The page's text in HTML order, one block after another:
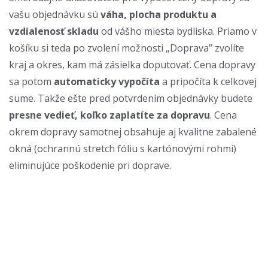
vašu objednávku sú váha, plocha produktu a
vzdialenosť skladu od vášho miesta bydliska. Priamo v
košíku si teda po zvolení možnosti „Doprava” zvolíte
kraj a okres, kam má zásielka doputovať. Cena dopravy
sa potom automaticky vypočíta a pripočíta k celkovej
sume. Takže ešte pred potvrdením objednávky budete
presne vedieť, koľko zaplatíte za dopravu. Cena
okrem dopravy samotnej obsahuje aj kvalitne zabalené
okná (ochrannú stretch fóliu s kartónovými rohmi)
eliminujúce poškodenie pri doprave.